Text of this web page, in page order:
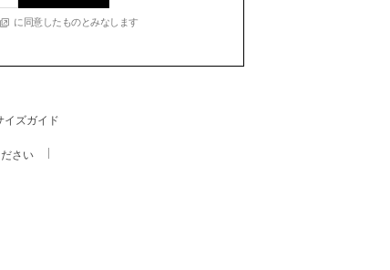
に同意したものとみなします
イズガイド
さい